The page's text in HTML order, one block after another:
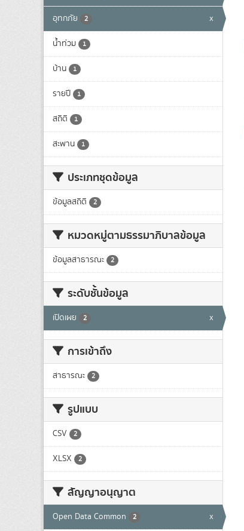
อุทกภัย 2 x
น้ำท่วม 1
บ้าน 1
รายปี 1
สถิติ 1
สะพาน 1
ประเภทชุดข้อมูล
ข้อมูลสถิติ 2
หมวดหมู่ตามธรรมาภิบาลข้อมูล
ข้อมูลสาธารณะ 2
ระดับชั้นข้อมูล
เปิดเผย 2 x
การเข้าถึง
สาธารณะ 2
รูปแบบ
CSV 2
XLSX 2
สัญญาอนุญาต
Open Data Common 2 x